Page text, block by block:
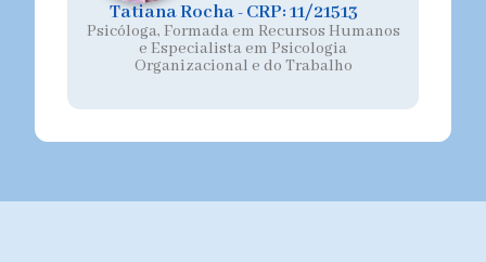
Tatiana Rocha - CRP: 11/21513
Psicóloga, Formada em Recursos Humanos
e Especialista em Psicologia
Organizacional e do Trabalho